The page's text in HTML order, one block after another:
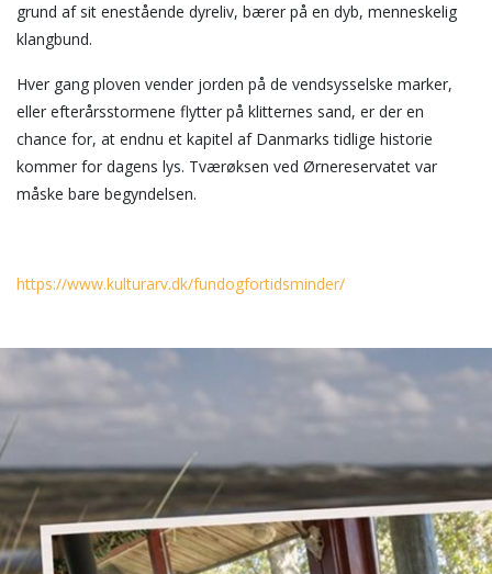
grund af sit enestående dyreliv, bærer på en dyb, menneskelig
klangbund.
Hver gang ploven vender jorden på de vendsysselske marker,
eller efterårsstormene flytter på klitternes sand, er der en
chance for, at endnu et kapitel af Danmarks tidlige historie
kommer for dagens lys. Tværøksen ved Ørnereservatet var
måske bare begyndelsen.
https://www.kulturarv.dk/fundogfortidsminder/